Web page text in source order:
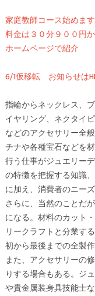
家庭教師コース始めます
料金は３０分９００円
ホームページで紹介
6/1仮移転 お知らせは
指輪からネックレス、
イヤリング、ネクタイ
などのアクセサリー全
チナや各種宝石などを
行う仕事がジュエリー
の特徴を把握する知識
に加え、消費者のニー
さらに、当然のことだ
になる。材料のカット
リークラフトと分業す
初から最後までの全製
また、アクセサリーの
りする場合もある。ジ
や貴金属装身具技能士